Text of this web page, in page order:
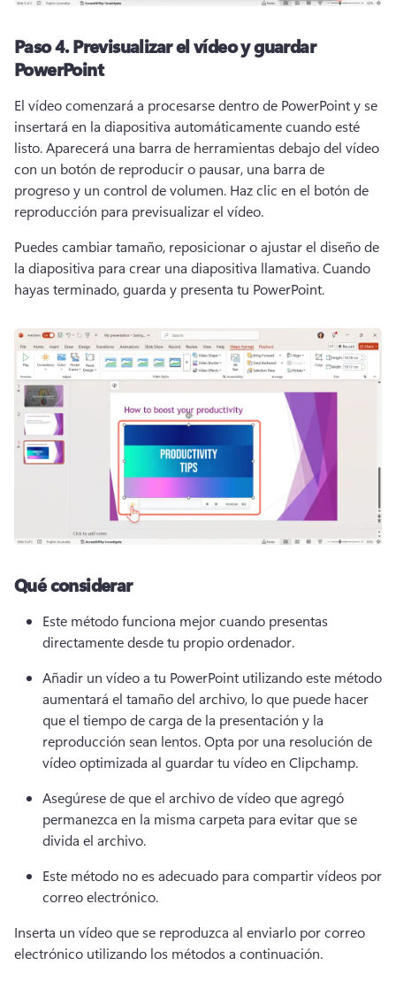
Paso 4.Previsualizar el vídeo y guardar
PowerPoint
El vídeo comenzará a procesarse dentro de PowerPoint y se
insertará en la diapositiva automáticamente cuando esté
listo. Aparecerá una barra de herramientas debajo del vídeo
con un botón de reproducir o pausar, una barra de
progreso y un control de volumen. Haz clic en el botón de
reproducción para previsualizar el vídeo.
Puedes cambiar tamaño, reposicionar o ajustar el diseño de
la diapositiva para crear una diapositiva llamativa. Cuando
hayas terminado, guarda y presenta tu PowerPoint.
Qué considerar
Este método funciona mejor cuando presentas
directamente desde tu propio ordenador.
Añadir un vídeo a tu PowerPoint utilizando este método
aumentará el tamaño del archivo, lo que puede hacer
que el tiempo de carga de la presentación y la
reproducción sean lentos. Opta por una resolución de
vídeo optimizada al guardar tu vídeo en Clipchamp.
Asegúrese de que el archivo de vídeo que agregó
permanezca en la misma carpeta para evitar que se
divida el archivo.
Este método no es adecuado para compartir vídeos por
correo electrónico.
Inserta un vídeo que se reproduzca al enviarlo por correo
electrónico utilizando los métodos a continuación.